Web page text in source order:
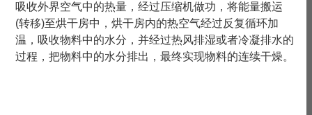
吸收外界空气中的热量，经过压缩机做功，将能量搬运
(转移)至烘干房中，烘干房内的热空气经过反复循环加
温，吸收物料中的水分，并经过热风排湿或者冷凝排水的
过程，把物料中的水分排出，最终实现物料的连续干燥。